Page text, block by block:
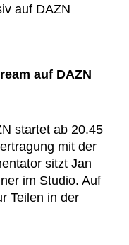
auf DAZN
auf DAZN
startet ab 20.45
mit der
sitzt Jan
im Studio. Auf
Teilen in der